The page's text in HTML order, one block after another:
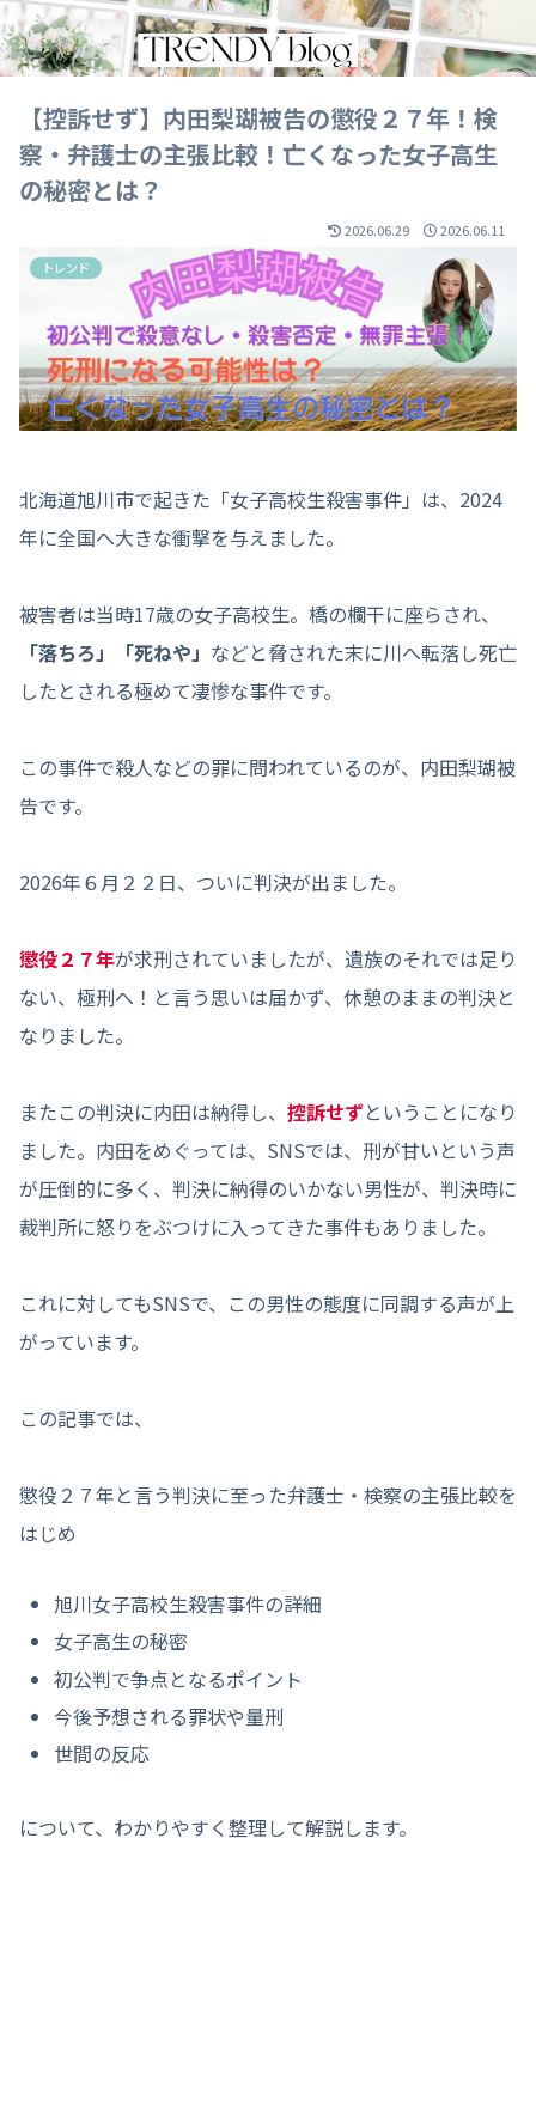
【控訴せず】内田梨瑚被告の懲役２７年！検
察・弁護士の主張比較！亡くなった女子高生
の秘密とは？
2026.06.29 2026.06.11
トレンド
北海道旭川市で起きた「女子高校生殺害事件」は、2024
年に全国へ大きな衝撃を与えました。
被害者は当時17歳の女子高校生。橋の欄干に座らされ、
「落ちろ」「死ねや」 などと脅された末に川へ転落し死亡
したとされる極めて凄惨な事件です。
この事件で殺人などの罪に問われているのが、内田梨瑚被
告です。
2026年６月２２日、ついに判決が出ました。
懲役２７年が求刑されていましたが、遺族のそれでは足り
ない、極刑へ！と言う思いは届かず、休憩のままの判決と
なりました。
またこの判決に内田は納得し、 控訴せずということになり
ました。内田をめぐっては、SNSでは、刑が甘いという声
が圧倒的に多く、判決に納得のいかない男性が、判決時に
裁判所に怒りをぶつけに入ってきた事件もありました。
これに対してもSNSで、この男性の態度に同調する声が上
がっています。
この記事では、
懲役２７年と言う判決に至った弁護士・検察の主張比較を
はじめ
旭川女子高校生殺害事件の詳細
女子高生の秘密
初公判で争点となるポイント
今後予想される罪状や量刑
世間の反応
について、わかりやすく整理して解説します。